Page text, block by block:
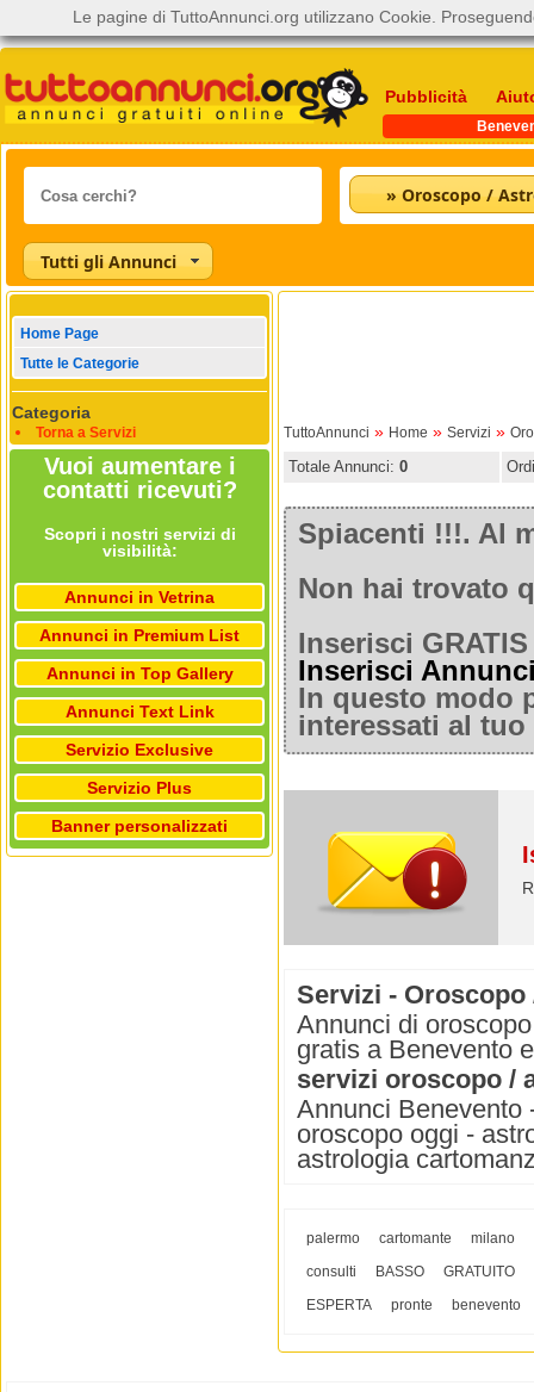
Pubblicità
» Oroscopo /
Tutti gli Annunci
Home Page
Tutte le Categorie
Categoria
Torna a Servizi
Vuoi aumentare i
contatti ricevuti?
Scopri i nostri servizi di
visibilità:
Annunci in Vetrina
Annunci in Premium List
Annunci in Top Gallery
Annunci Text Link
Servizio Exclusive
Servizio Plus
Banner personalizzati
TuttoAnnunci » Home » Servizi »
Totale Annunci: 0
Spiacenti !!!. Al
Non hai trovato
Inserisci
Inserisci
In questo modo
interessati al
Servizi -
Annunci di
gratis a Benevento
servizi oroscopo /
Annunci Benevento
oroscopo oggi -
astrologia
palermo cartomante
milano
consulti
BASSO
GRATUITO
ESPERTA
pronte benevento
Le pagine di TuttoAnnunci.org utilizzano Cookie.